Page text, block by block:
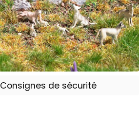
Consignes de sécurité